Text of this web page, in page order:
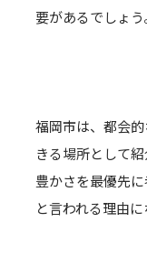
要があるでしょう
福岡市は、都会
きる場所として
豊かさを最優先
と言われる理由